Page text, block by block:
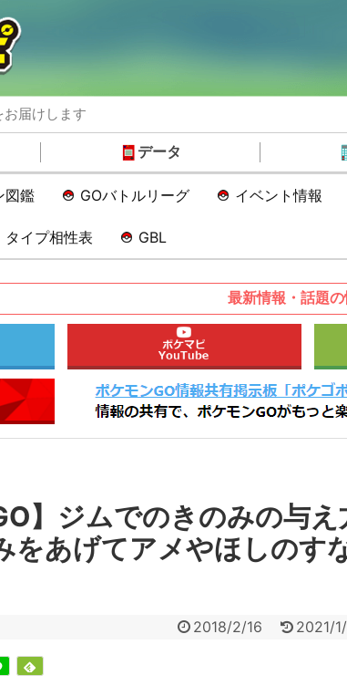
届けします
データ
図鑑 GOバトルリーグ イベント情報
タイプ相性表 GBL
最新情報・話題の
】ジムでのきのみの与え
をあげてアメやほしのす
2018/2/16 2021/